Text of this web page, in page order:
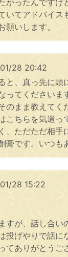
いてアドバイス
願いします。
28 20:42
と、真っ先に頭
ってくださいま
のまま教えてく
こちらを気遣っ
、ただただ相手
膏です。いつも
28 15:22
すが、話し合い
投げやりで話
てありがとうご